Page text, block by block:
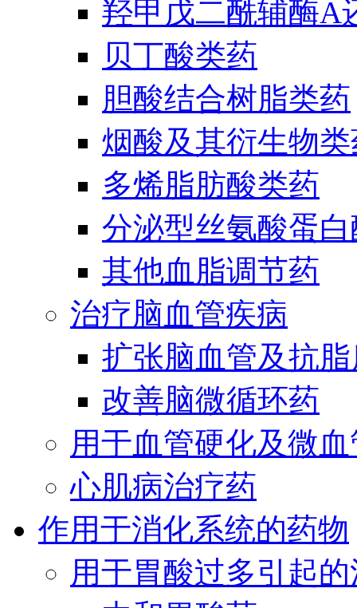
羟甲戊二酰辅酶A
贝丁酸类药
胆酸结合树脂类药
烟酸及其衍生物
多烯脂肪酸类药
分泌型丝氨酸蛋
其他血脂调节药
治疗脑血管疾病
扩张脑血管及抗
改善脑微循环药
用于血管硬化及微
心肌病治疗药
作用于消化系统的药物
用于胃酸过多引起